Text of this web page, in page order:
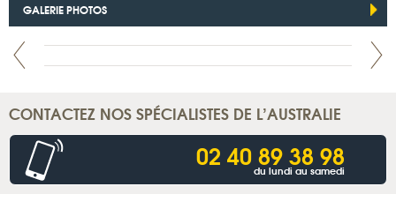
GALERIE PHOTOS
CONTACTEZ NOS SPÉCIALISTES DE L’AUSTRALIE
02 40 89 38 98
du lundi au samedi